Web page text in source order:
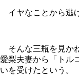
イヤなことから逃
そんな三瓶を見か
愛梨夫妻から「トル
いを受けたという。